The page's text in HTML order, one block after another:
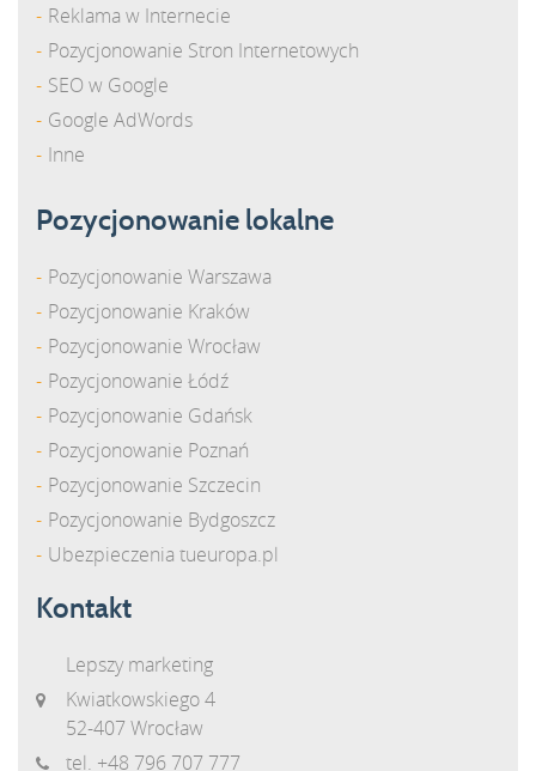
Reklama w Internecie
Pozycjonowanie Stron Internetowych
SEO w Google
Google AdWords
Inne
Pozycjonowanie lokalne
Pozycjonowanie Warszawa
Pozycjonowanie Kraków
Pozycjonowanie Wrocław
Pozycjonowanie Łódź
Pozycjonowanie Gdańsk
Pozycjonowanie Poznań
Pozycjonowanie Szczecin
Pozycjonowanie Bydgoszcz
Ubezpieczenia tueuropa.pl
Kontakt
Lepszy marketing
Kwiatkowskiego 4
52-407 Wrocław
tel. +48 796 707 777